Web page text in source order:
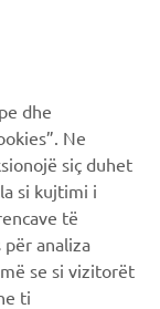
dhe
Ne
siç duhet
si kujtimi i
të
analiza
se si vizitorët
ti